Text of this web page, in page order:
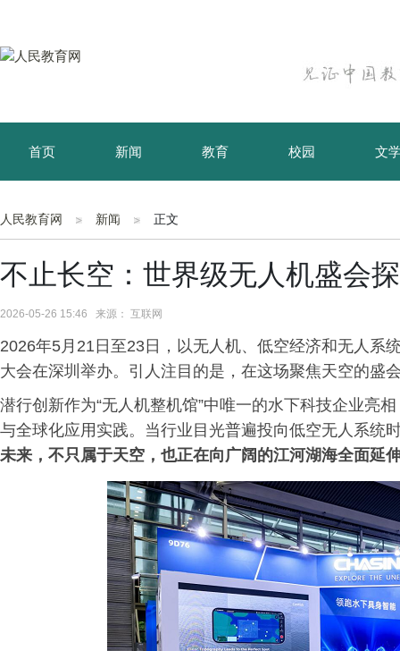
首页 新闻 教育 校园 文
育儿 资讯
人民教育网 新闻 正文
不止长空：世界级无人机盛会
2026-05-26 15:46 来源： 互联网
2026年5月21日至23日，以无人机、低空经济和无人
大会在深圳举办。引人注目的是，在这场聚焦天空的盛
潜行创新作为“无人机整机馆”中唯一的水下科技企业亮
与全球化应用实践。当行业目光普遍投向低空无人系统
未来，不只属于天空，也正在向广阔的江河湖海全面延